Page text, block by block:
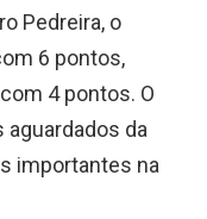
Pedreira, o
6 pontos,
4 pontos. O
da
importantes na